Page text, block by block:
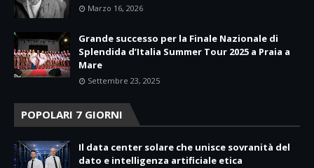
Marzo 16, 2026
Grande successo per la Finale Nazionale di
Splendida d’Italia Summer Tour 2025 a Praia a
Mare
Settembre 23, 2025
POPOLARI 7 GIORNI
Il data center solare che unisce sovranità del
dato e intelligenza artificiale etica